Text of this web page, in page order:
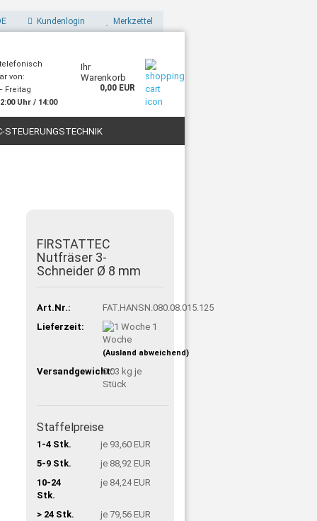
Kundenlogin Merkzettel
von:
Freitag
Uhr / 14:00
Ihr
Warenkorb
0,00 EUR
STEUERUNGSTECHNIK
FIRSTATTEC
Nutfräser 3-
Schneider Ø 8 mm
Art.Nr.:
FAT.HANSN.080.08.015.125
Lieferzeit:
1
Woche
(Ausland abweichend)
Versandgewicht:
0.03 kg je
Stück
Staffelpreise
1-4 Stk.
je 93,60 EUR
5-9 Stk.
je 88,92 EUR
10-24
Stk.
je 84,24 EUR
> 24 Stk. je 79,56 EUR